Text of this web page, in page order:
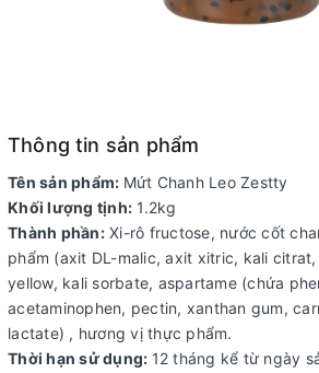
Thông tin sản phẩm
Tên sản phẩm: Mứt Chanh Leo Zestty
Khối lượng tịnh: 1.2kg
Thành phần:Xi-rô fructose, nước cốt
phẩm (axit DL-malic, axit xitric, kali
yellow, kali sorbate, aspartame (chứa
acetaminophen, pectin, xanthan gum,
lactate) , hương vị thực phẩm.
Thời hạn sử dụng: 12 tháng kể từ ngày